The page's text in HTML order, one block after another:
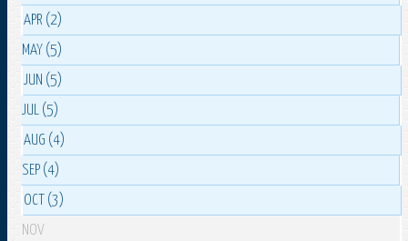
APR (2)
MAY (5)
JUN (5)
JUL (5)
AUG (4)
SEP (4)
OCT (3)
NOV